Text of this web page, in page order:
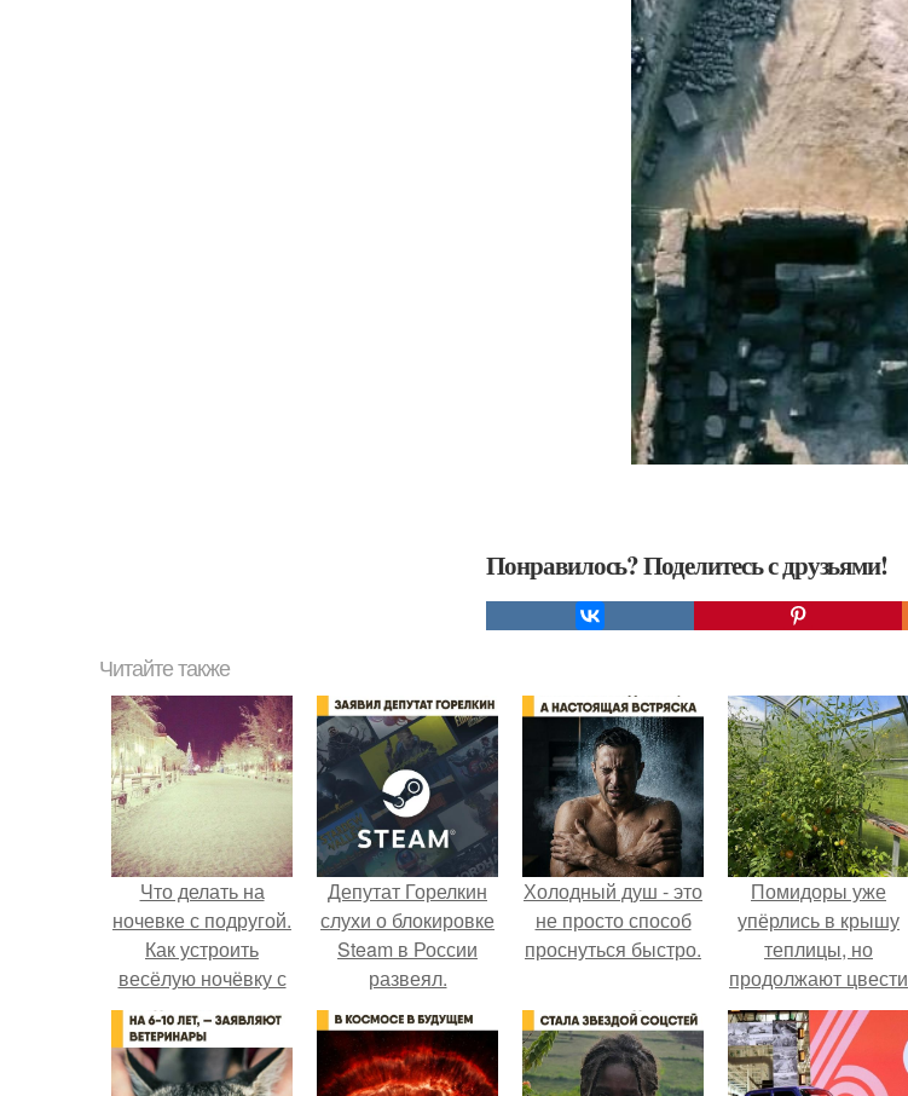
Понравилось? Поделитесь с друзьями!
Читайте также
Что делать на
ночевке с подругой.
Как устроить
весёлую ночёвку с
подружками
Депутат Горелкин
слухи о блокировке
Steam в России
развеял.
Холодный душ - это
не просто способ
проснуться быстро.
Помидоры уже
упёрлись в крышу
теплицы, но
продолжают цвести
как сумасшедшие?